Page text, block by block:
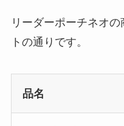
リーダーポーチネオ
トの通りです。
品名